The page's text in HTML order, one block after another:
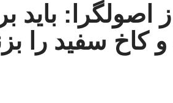
اصولگرا: باید
کاخ سفید را